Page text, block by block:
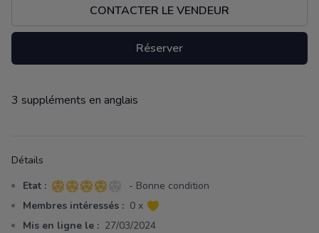
CONTACTER LE VENDEUR
Réserver
Description
3 suppléments en anglais
Détails
Etat : 4 sur 5 étoiles
- Bonne condition
Membres intéressés : 0 x
Mis en ligne le : 27/03/2024